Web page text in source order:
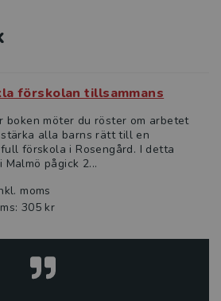
till Katarina Strömberg
till Gezim Isufi
i förskolans
verktyg i förskolans
kvalitetsarbete
man på en helhetslösning
förskolan tillsammans
boken möter du röster om arbetet
alla barns rätt till en
förskola i Rosengård. I detta
Malmö pågick 2...
moms
305 kr